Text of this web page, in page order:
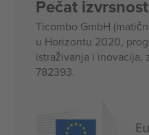
Pečat
Ticombo GmbH
u Horizontu 2020,
istraživanja i inovacija,
782393.